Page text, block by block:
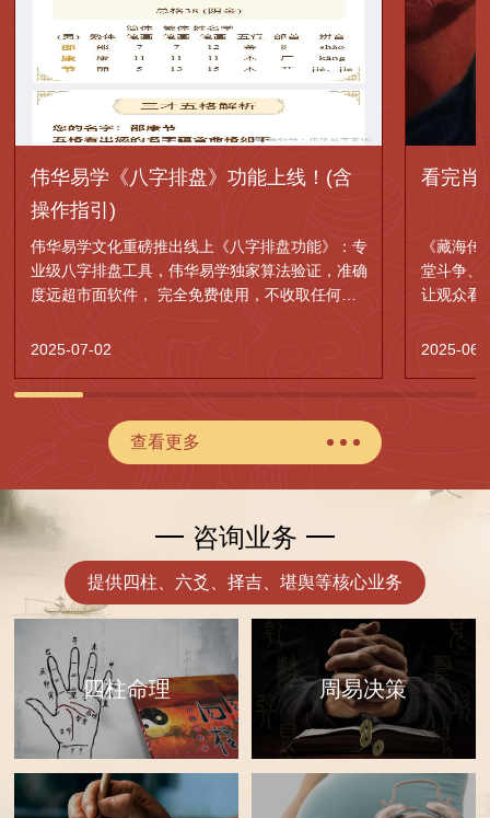
伟华易学《八字排盘》功能上线！(含
操作指引)
伟华易学文化重磅推出线上《八字排盘功能》：专
业级八字排盘工具，伟华易学独家算法验证，准确
度远超市面软件， 完全免费使用，不收取任何费
2025-07-02
看完肖
《藏海
堂斗争、
让观众看
2025-06-
查看更多
咨询业务
提供四柱、六爻、择吉、堪舆等核心业务
四柱命理 周易决策